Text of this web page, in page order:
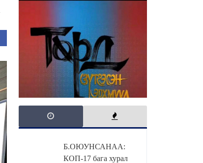
Б.ОЮУНСАНАА:
КОП-17 бага хурал